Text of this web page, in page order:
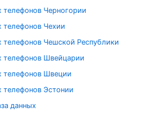
телефонов Черногории
телефонов Чехии
телефонов Чешской Республики
телефонов Швейцарии
телефонов Швеции
телефонов Эстонии
данных